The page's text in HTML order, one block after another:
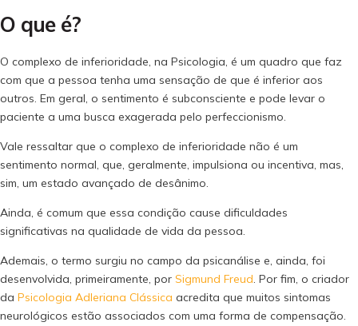
O que é?
O complexo de inferioridade, na Psicologia, é um quadro que faz
com que a pessoa tenha uma sensação de que é inferior aos
outros. Em geral, o sentimento é subconsciente e pode levar o
paciente a uma busca exagerada pelo perfeccionismo.
Vale ressaltar que o complexo de inferioridade não é um
sentimento normal, que, geralmente, impulsiona ou incentiva, mas,
sim, um estado avançado de desânimo.
Ainda, é comum que essa condição cause dificuldades
significativas na qualidade de vida da pessoa.
Ademais, o termo surgiu no campo da psicanálise e, ainda, foi
desenvolvida, primeiramente, por Sigmund Freud. Por fim, o criador
da Psicologia Adleriana Clássica acredita que muitos sintomas
neurológicos estão associados com uma forma de compensação.